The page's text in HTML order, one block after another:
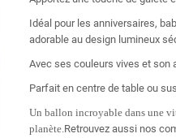
Idéal pour les anniversaires,
adorable au design lumineux
Avec ses couleurs vives et son
Parfait en centre de table ou
Un ballon incroyable dans une
planète.Retrouvez aussi nos